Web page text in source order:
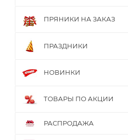
ПРЯНИКИ НА ЗАКАЗ
ПРАЗДНИКИ
НОВИНКИ
ТОВАРЫ ПО АКЦИИ
РАСПРОДАЖА